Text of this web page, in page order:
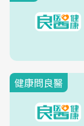
健康問良醫